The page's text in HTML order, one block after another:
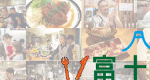
Skip
to
content